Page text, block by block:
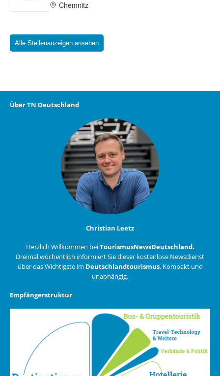
Alle Stellenanzeigen ansehen
Über TN Deutschland
Christian Leetz
Herzlich Willkommen beiTourismusNewsDeutschland.
Dreimal wöchentlich informiert Sie dieser kostenlose Newsdienst
über das Wichtigste im Deutschlandtourismus. Kompakt und
unabhängig.
Empfängerstruktur